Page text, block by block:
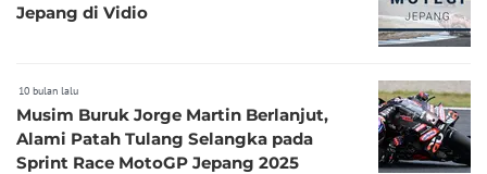
Jepang di Vidio
10 bulan lalu
Musim Buruk Jorge Martin Berlanjut,
Alami Patah Tulang Selangka pada
Sprint Race MotoGP Jepang 2025